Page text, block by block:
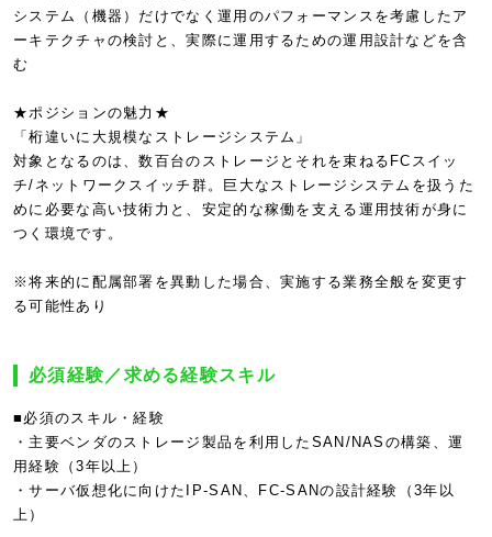
システム（機器）だけでなく運用のパフォーマンスを考慮したア
ーキテクチャの検討と、実際に運用するための運用設計などを含
む
★ポジションの魅力★
「桁違いに大規模なストレージシステム」
対象となるのは、数百台のストレージとそれを束ねるFCスイッ
チ/ネットワークスイッチ群。巨大なストレージシステムを扱うた
めに必要な高い技術力と、安定的な稼働を支える運用技術が身に
つく環境です。
※将来的に配属部署を異動した場合、実施する業務全般を変更す
る可能性あり
必須経験／求める経験スキル
■必須のスキル・経験
・主要ベンダのストレージ製品を利用したSAN/NASの構築、運
用経験（3年以上）
・サーバ仮想化に向けたIP-SAN、FC-SANの設計経験（3年以
上）